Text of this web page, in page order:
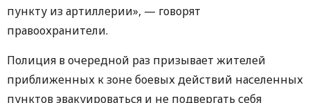
пункту из артиллерии», — говорят
правоохранители.
Полиция в очередной раз призывает жителей
приближенных к зоне боевых действий населенных
пунктов эвакуироваться и не подвергать себя